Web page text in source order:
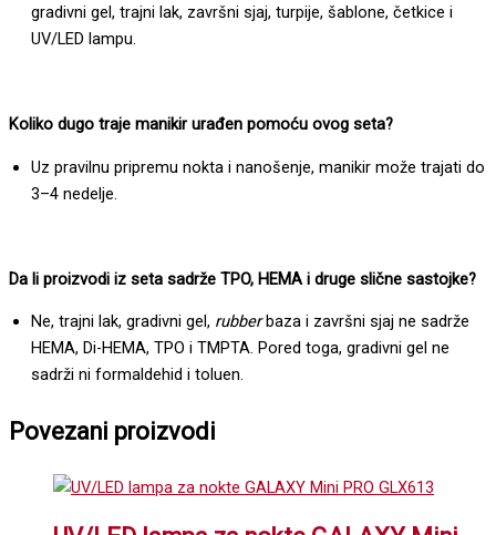
gradivni gel, trajni lak, završni sjaj, turpije, šablone, četkice i
UV/LED lampu.
Koliko dugo traje manikir urađen pomoću ovog seta?
Uz pravilnu pripremu nokta i nanošenje, manikir može trajati do
3–4 nedelje.
Da li proizvodi iz seta sadrže TPO, HEMA i druge slične sastojke?
Ne, trajni lak, gradivni gel, rubberbaza i završni sjaj ne sadrže
HEMA, Di-HEMA, TPO i TMPTA. Pored toga, gradivni gel ne
sadrži ni formaldehid i toluen.
Povezani proizvodi